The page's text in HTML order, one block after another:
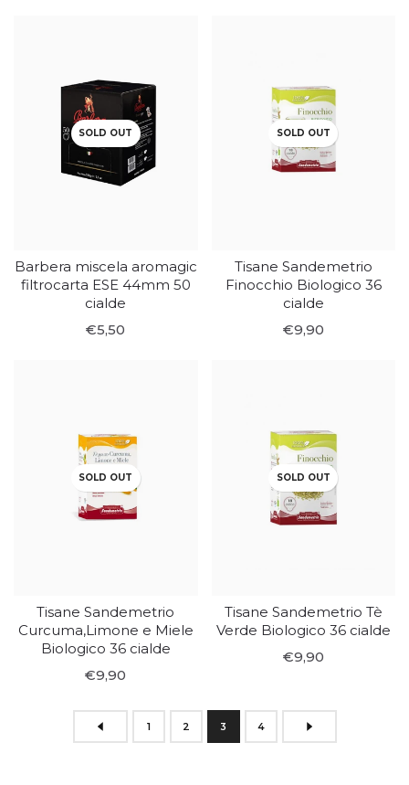
SOLD OUT
Barbera miscela aromagic
filtrocarta ESE 44mm 50
cialde
€5,50
SOLD OUT
Tisane Sandemetrio
Finocchio Biologico 36
cialde
€9,90
SOLD OUT
Tisane Sandemetrio
Curcuma,Limone e Miele
Biologico 36 cialde
€9,90
SOLD OUT
Tisane Sandemetrio Tè
Verde Biologico 36 cialde
€9,90
1 2 3 4